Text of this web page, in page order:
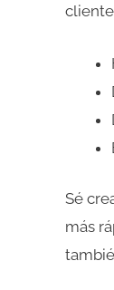
Sé
más